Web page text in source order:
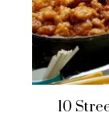
10